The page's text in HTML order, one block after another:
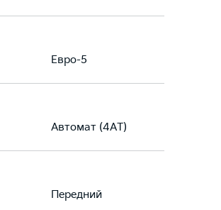
Евро-5
Автомат (4АТ)
Передний